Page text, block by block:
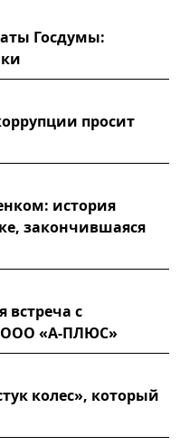
Госдумы:
просит
история
закончившаяся
встреча с
ООО «А-ПЛЮС»
колес», который